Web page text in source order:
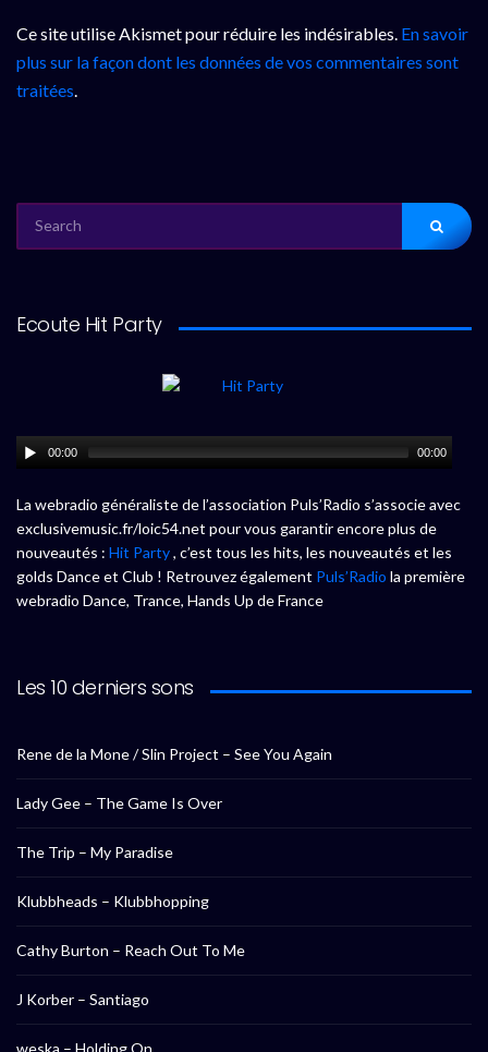
Ce site utilise Akismet pour réduire les indésirables. En savoir
plus sur la façon dont les données de vos commentaires sont
traitées.
FOR:
Ecoute Hit Party
00:00 00:00
La webradio généraliste de l’association Puls’Radio s’associe avec
exclusivemusic.fr/loic54.net pour vous garantir encore plus de
nouveautés : Hit Party, c’est tous les hits, les nouveautés et les
golds Dance et Club ! Retrouvez également Puls’Radio la première
webradio Dance, Trance, Hands Up de France
Les 10 derniers sons
Rene de la Mone / Slin Project – See You Again
Lady Gee – The Game Is Over
The Trip – My Paradise
Klubbheads – Klubbhopping
Cathy Burton – Reach Out To Me
J Korber – Santiago